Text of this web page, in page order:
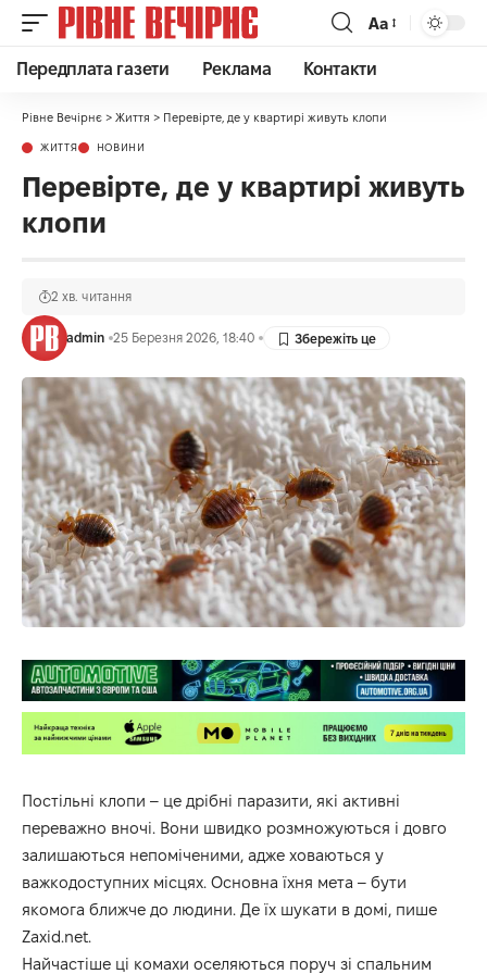
Аа
Передплата газети Реклама Контакти
Рівне Вечірнє > Життя > Перевірте, де у квартирі живуть клопи
ЖИТТЯ НОВИНИ
Перевірте, де у квартирі живуть
клопи
admin 25 Березня 2026, 18:40
2 хв. читання
Постільні клопи – це дрібні паразити, які активні
переважно вночі. Вони швидко розмножуються і довго
залишаються непоміченими, адже ховаються у
важкодоступних місцях. Основна їхня мета – бути
якомога ближче до людини. Де їх шукати в домі, пише
Zaxid.net.
Найчастіше ці комахи оселяються поруч зі спальним